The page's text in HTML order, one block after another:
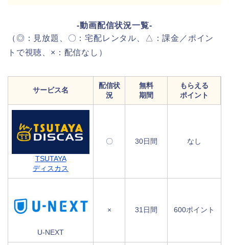
-動画配信状況一覧-
（◎：見放題、〇：宅配レンタル、△：課金／ポイン
トで視聴、×：配信なし）
サービス名
配信状
況
無料
期間
もらえる
ポイント
TSUTAYA
ディスカス
〇 30日間 なし
U-NEXT
× 31日間 600ポイント